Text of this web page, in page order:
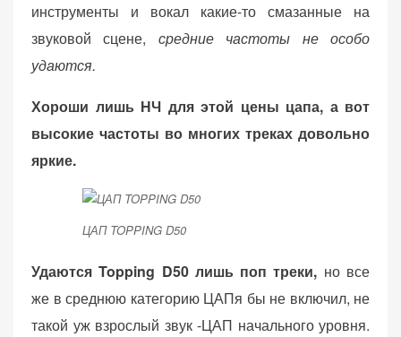
инструменты и вокал какие-то смазанные на
звуковой сцене, средние частоты не особо
удаются.
Хороши лишь НЧ для этой цены цапа, а вот
высокие частоты во многих треках довольно
яркие.
ЦАП TOPPING D50
Удаются Topping D50 лишь поп треки, но все
же в среднюю категорию ЦАПя бы не включил, не
такой уж взрослый звук -ЦАП начального уровня.